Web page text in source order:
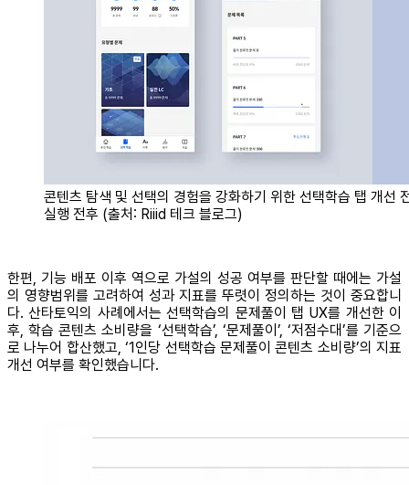
콘텐츠 탐색 및 선택의 경험을 강화하기 위한 선택학습 탭 개선
실행 전후 (출처: Riiid 테크 블로그)
한편, 기능 배포 이후 역으로 가설의 성공 여부를 판단할 때에는 가설
의 영향범위를 고려하여 성과 지표를 뚜렷이 정의하는 것이 중요합니
다. 산타토익의 사례에서는 선택학습의 문제풀이 탭 UX를 개선한 이
후, 학습 콘텐츠 소비량을 ‘선택학습’, ‘문제풀이’, ‘저점수대’를 기준으
로 나누어 합산했고, ‘1인당 선택학습 문제풀이 콘텐츠 소비량’의 지표
개선 여부를 확인했습니다.